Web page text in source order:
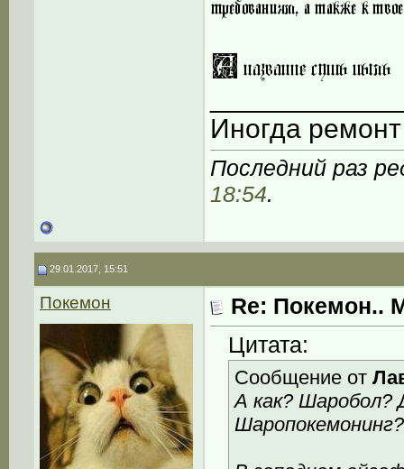
Иногда
Последний раз
18:54.
29.01.2017, 15:51
Покемон
Re: Покемон..
Цитата:
Сообщение от
А как? Шаробол?